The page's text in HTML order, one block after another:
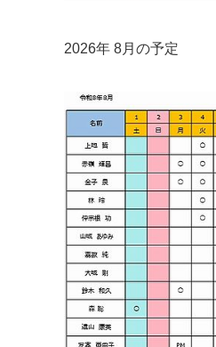
2026年 8月の予定